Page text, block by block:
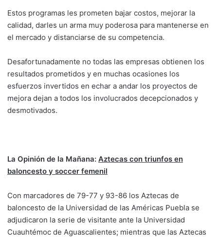
Estos programas les prometen bajar costos, mejorar la
calidad, darles un arma muy poderosa para mantenerse en
el mercado y distanciarse de su competencia.
Desafortunadamente no todas las empresas obtienen los
resultados prometidos y en muchas ocasiones los
esfuerzos invertidos en echar a andar los proyectos de
mejora dejan a todos los involucrados decepcionados y
desmotivados.
La Opinión de la Mañana: Aztecas con triunfos en
baloncesto y soccer femenil
Con marcadores de 79-77 y 93-86 los Aztecas de
baloncesto de la Universidad de las Américas Puebla se
adjudicaron la serie de visitante ante la Universidad
Cuauhtémoc de Aguascalientes; mientras que las Aztecas